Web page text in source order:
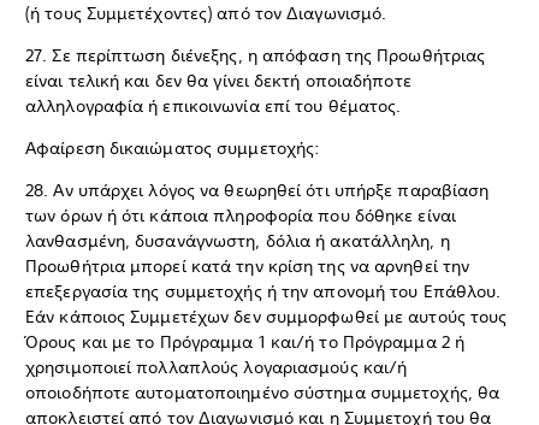
(ή τους Συμμετέχοντες) από τον Διαγωνισμό.
27. Σε περίπτωση διένεξης, η απόφαση της Προωθήτριας
είναι τελική και δεν θα γίνει δεκτή οποιαδήποτε
αλληλογραφία ή επικοινωνία επί του θέματος.
Αφαίρεση δικαιώματος συμμετοχής:
28. Αν υπάρχει λόγος να θεωρηθεί ότι υπήρξε παραβίαση
των όρων ή ότι κάποια πληροφορία που δόθηκε είναι
λανθασμένη, δυσανάγνωστη, δόλια ή ακατάλληλη, η
Προωθήτρια μπορεί κατά την κρίση της να αρνηθεί την
επεξεργασία της συμμετοχής ή την απονομή του Επάθλου.
Εάν κάποιος Συμμετέχων δεν συμμορφωθεί με αυτούς τους
Όρους και με το Πρόγραμμα 1 και/ή το Πρόγραμμα 2 ή
χρησιμοποιεί πολλαπλούς λογαριασμούς και/ή
οποιοδήποτε αυτοματοποιημένο σύστημα συμμετοχής, θα
αποκλειστεί από τον Διαγωνισμό και η Συμμετοχή του θα